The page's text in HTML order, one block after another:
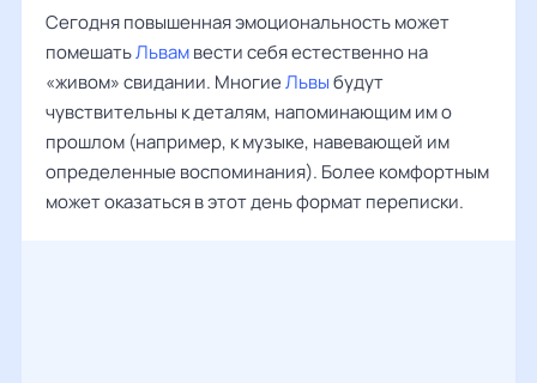
Сегодня повышенная эмоциональность может
помешатьЛьвамвести себя естественно на
«живом» свидании. МногиеЛьвыбудут
чувствительны к деталям, напоминающим им о
прошлом (например, к музыке, навевающей им
определенные воспоминания). Более комфортным
может оказаться в этот день формат переписки.